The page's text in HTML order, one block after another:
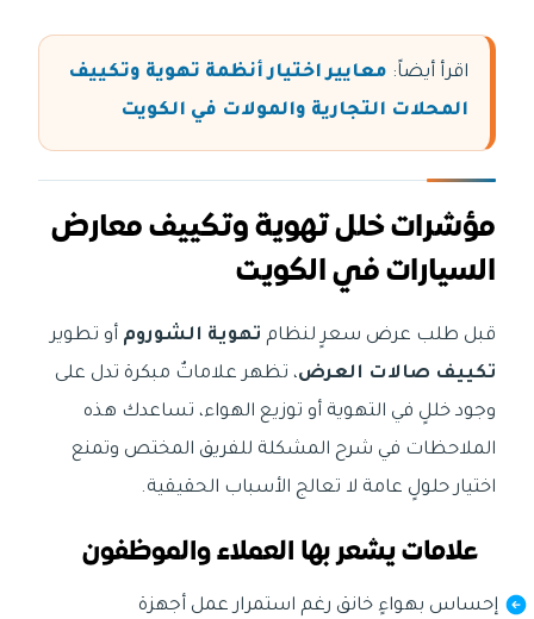
اقرأ أيضاً: معايير اختيار أنظمة تهوية وتكييف
المحلات التجارية والمولات في الكويت
مؤشرات خلل تهوية وتكييف معارض
السيارات في الكويت
قبل طلب عرض سعرٍ لنظام تهوية الشوروم أو تطوير
تكييف صالات العرض، تظهر علاماتٌ مبكرة تدل على
وجود خللٍ في التهوية أو توزيع الهواء، تساعدك هذه
الملاحظات في شرح المشكلة للفريق المختص وتمنع
اختيار حلولٍ عامة لا تعالج الأسباب الحقيقية.
علامات يشعر بها العملاء والموظفون
إحساس بهواءٍ خانق رغم استمرار عمل أجهزة